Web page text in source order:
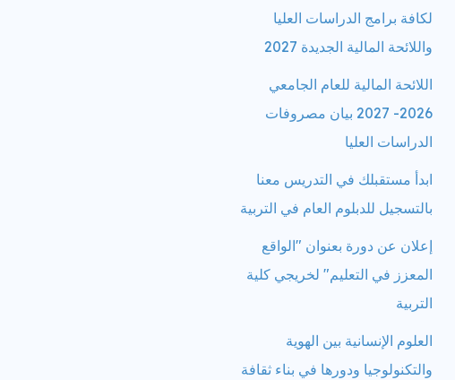
لكافة برامج الدراسات العليا
واللائحة المالية الجديدة 2027
اللائحة المالية للعام الجامعي
2026- 2027 بيان مصروفات
الدراسات العليا
ابدأ مستقبلك في التدريس معنا
بالتسجيل للدبلوم العام في التربية
إعلان عن دورة بعنوان "الواقع
المعزز في التعليم" لخريجي كلية
التربية
العلوم الإنسانية بين الهوية
والتكنولوجيا ودورها في بناء ثقافة